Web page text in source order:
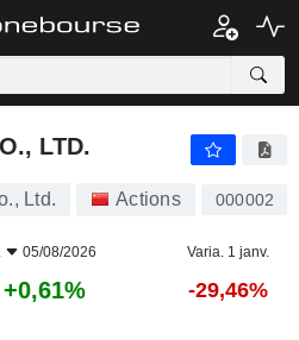
LTD.
Ltd. Actions 000002
05/08/2026 Varia. 1 janv.
+0,61% -29,46%